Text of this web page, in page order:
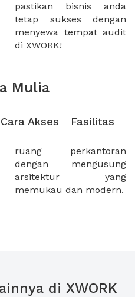
di XWORK!
Mulia
Cara Akses Fasilitas
memukau dan modern.
di XWORK